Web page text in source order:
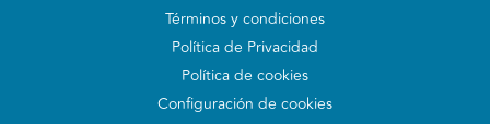
Términos y condiciones
Política de Privacidad
Política de cookies
Configuración de cookies